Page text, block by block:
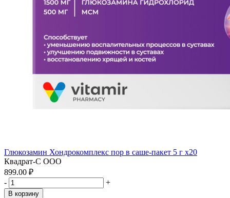
Глюкозамин Хондрокомплекс пор в саше-пакет 5 г x20
Квадрат-С ООО
899.00 ₽
-
+
В корзину